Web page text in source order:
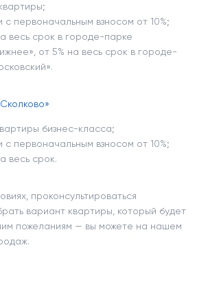
с первоначальным взносом от 10%;
весь срок в городе-парке
от 5% на весь срок в городе-
бизнес-класса;
с первоначальным взносом от 10%;
весь срок.
проконсультироваться
вариант квартиры, который будет
пожеланиям — вы можете на нашем